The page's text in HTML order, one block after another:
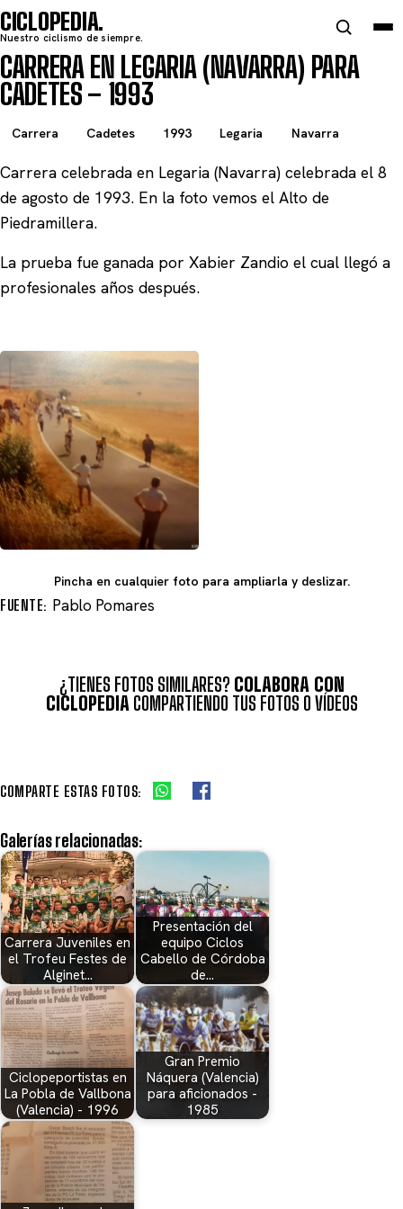
CICLOPEDIA
Nuestro ciclismo de siempre.
CARRERA EN LEGARIA (NAVARRA) PARA
CADETES – 1993
Carrera Cadetes 1993 Legaria Navarra
Carrera celebrada en Legaria (Navarra) celebrada el 8
de agosto de 1993. En la foto vemos el Alto de
Piedramillera.
La prueba fue ganada por Xabier Zandio el cual llegó a
profesionales años después.
Pincha en cualquier foto para ampliarla y deslizar.
FUENTE: Pablo Pomares
¿TIENES FOTOS SIMILARES? COLABORA CON
CICLOPEDIACOMPARTIENDO TUS FOTOS O VÍDEOS
COMPARTE ESTAS FOTOS:
Galerías relacionadas:
Carrera Juveniles en
el Trofeu Festes de
Alginet…
Presentación del
equipo Ciclos
Cabello de Córdoba
de…
Ciclopeportistas en
La Pobla de Vallbona
(Valencia) - 1996
Gran Premio
Náquera (Valencia)
para aficionados -
1985